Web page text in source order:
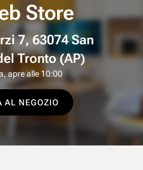
Store
7, 63074 San
Tronto (AP)
apre alle 10:00
AL NEGOZIO